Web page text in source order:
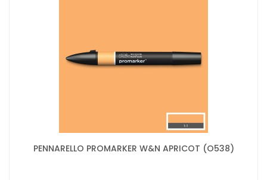
PENNARELLO PROMARKER W&N APRICOT (O538)